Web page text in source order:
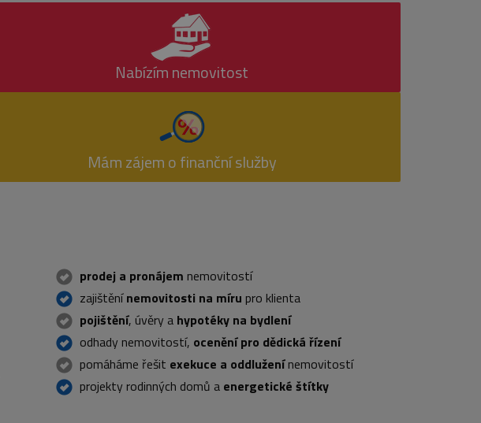
Nabízím nemovitost
Mám zájem o finanční služby
prodej a pronájem nemovitostí
zajištěnínemovitosti na míru pro klienta
pojištění, úvěry a hypotéky na bydlení
odhady nemovitostí, ocenění pro dědická řízení
pomáháme řešit exekuce a oddluženínemovitostí
projekty rodinných domů a energetické štítky